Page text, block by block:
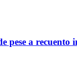
pese a recuento